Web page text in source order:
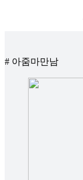
# 아줌마만남